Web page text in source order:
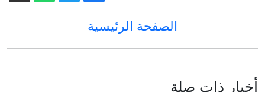
الصفحة الرئيسية
أخبار ذات صلة